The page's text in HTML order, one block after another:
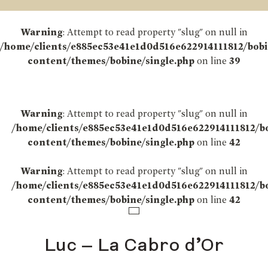
Warning: Attempt to read property "slug" on null in
/home/clients/e885ec53e41e1d0d516e622914111812/
content/themes/bobine/single.php on line 39
Warning: Attempt to read property "slug" on null in
/home/clients/e885ec53e41e1d0d516e622914111812/
content/themes/bobine/single.php on line 42
Warning: Attempt to read property "slug" on null in
/home/clients/e885ec53e41e1d0d516e622914111812/
content/themes/bobine/single.php on line 42
Luc – La Cabro d’Or